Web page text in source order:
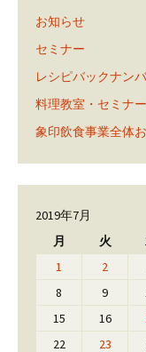
お知らせ
セミナー
レシピバックナン
料理教室・セミナ
象印飲食事業全体
2019年7月
月
火
1
2
8
9
15
16
22
23